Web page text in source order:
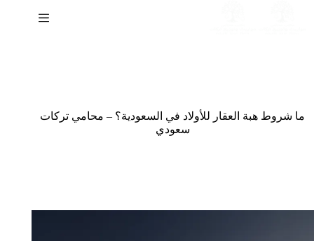
ما شروط هبة العقار للأولاد في السعودية؟ – محامي تركات
سعودي